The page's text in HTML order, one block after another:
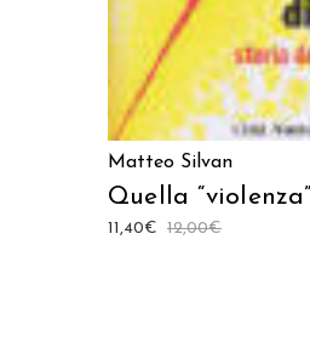
Matteo Silvan
Quella
12,00€
11,40€